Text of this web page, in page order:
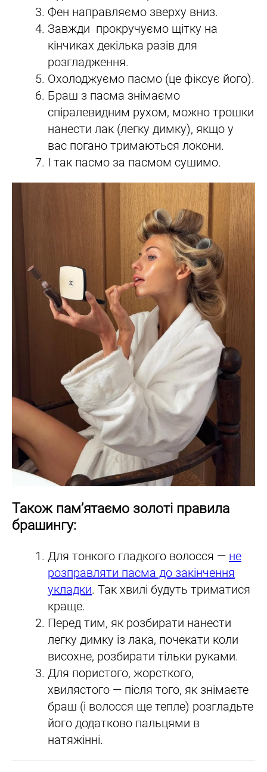
Фен направляємо зверху вниз.
Завжди прокручуємо щітку на
кінчиках декілька разів для
розгладження.
Охолоджуємо пасмо (це фіксує його).
Браш з пасма знімаємо
спіралевидним рухом, можно трошки
нанести лак (легку димку), якщо у
вас погано тримаються локони.
І так пасмо за пасмом сушимо.
Також пам’ятаємо золоті правила
брашингу:
Для тонкого гладкого волосся — не
розправляти пасма до закінчення
укладки. Так хвилі будуть триматися
краще.
Перед тим, як розбирати нанести
легку димку із лака, почекати коли
висохне, розбирати тільки руками.
Для пористого, жорсткого,
хвилястого — після того, як знімаєте
браш (і волосся ще тепле) розгладьте
його додатково пальцями в
натяжінні.